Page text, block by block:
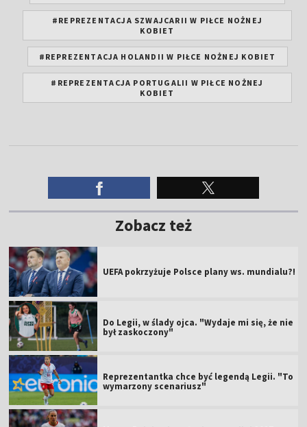
#REPREZENTACJA SZWAJCARII W PIŁCE NOŻNEJ
KOBIET
#REPREZENTACJA HOLANDII W PIŁCE NOŻNEJ KOBIET
#REPREZENTACJA PORTUGALII W PIŁCE NOŻNEJ
KOBIET
Zobacz też
UEFA pokrzyżuje Polsce plany ws. mundialu?!
Do Legii, w ślady ojca. "Wydaje mi się, że nie
był zaskoczony"
Reprezentantka chce być legendą Legii. "To
wymarzony scenariusz"